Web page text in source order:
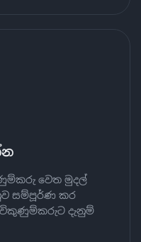
වෙත මුදල්
සම්පූර්ණ කර
විකුණුම්කරුට දැනුම්